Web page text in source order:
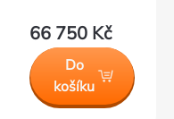
66 750 Kč
Do
košíku